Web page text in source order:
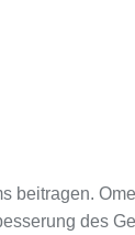
beitragen.
des